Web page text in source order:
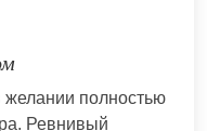
желании полностью
Ревнивый